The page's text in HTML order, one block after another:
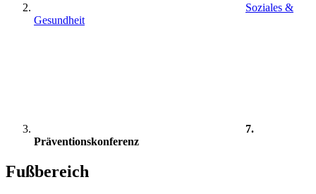
Soziales &
Gesundheit
7.
Präventionskonferenz
Fußbereich